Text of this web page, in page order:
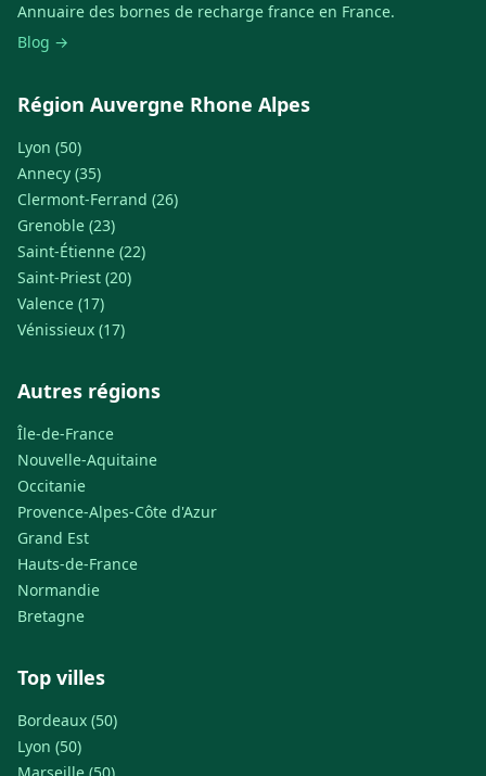
Annuaire des bornes de recharge france en France.
Blog →
Région Auvergne Rhone Alpes
Lyon (50)
Annecy (35)
Clermont-Ferrand (26)
Grenoble (23)
Saint-Étienne (22)
Saint-Priest (20)
Valence (17)
Vénissieux (17)
Autres régions
Île-de-France
Nouvelle-Aquitaine
Occitanie
Provence-Alpes-Côte d'Azur
Grand Est
Hauts-de-France
Normandie
Bretagne
Top villes
Bordeaux (50)
Lyon (50)